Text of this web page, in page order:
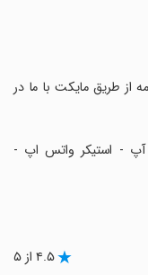
از طریق مایکت با ما در
آپ - استیکر واتس اپ -
۴.۵ از ۵